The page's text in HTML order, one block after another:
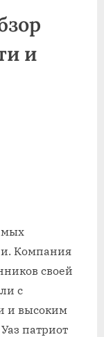
и
Компания
своей
с
и высоким
патриот